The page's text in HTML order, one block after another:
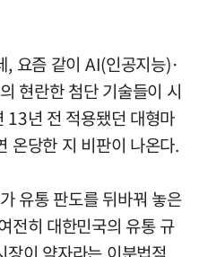
요즘 같이 AI(인공지능)·
현란한 첨단 기술들이 시
13년 전 적용됐던 대형마
온당한 지 비판이 나온다.
유통 판도를 뒤바꿔 놓은
전히 대한민국의 유통 규